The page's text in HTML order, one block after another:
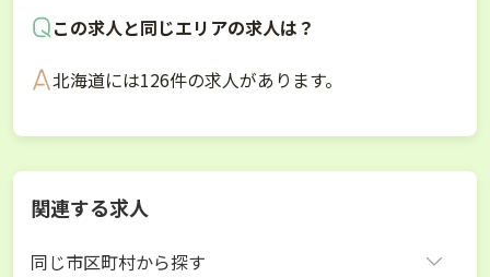
この求人と同じエリアの求人は？
北海道には126件の求人があります。
関連する求人
同じ市区町村から探す